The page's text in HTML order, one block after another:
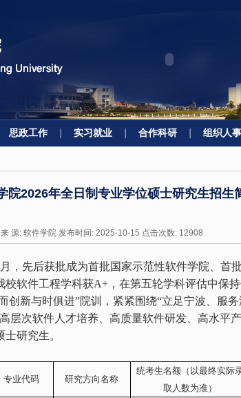
思政工作 实习就业 合作科研 组织人事
院2026年全日制专业学位硕士研究生招生
源: 软件学院 发布时间: 2025-10-15 点击次数: 12908
月，先后获批成为首批国家示范性软件学院、首
校软件工程学科获A+ ，在第五轮学科评估中保
创新与时俱进”院训，紧紧围绕“立足宁波、服
层次软件人才培养、高质量软件研发、高水平
研究生。
专业代码 研究方向名称
统考生名额（以最终实际
取人数为准）